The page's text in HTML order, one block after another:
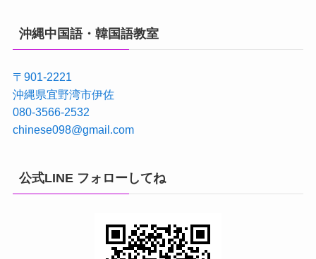
沖縄中国語・韓国語教室
〒901-2221
沖縄県宜野湾市伊佐
080-3566-2532
chinese098@gmail.com
公式LINE フォローしてね